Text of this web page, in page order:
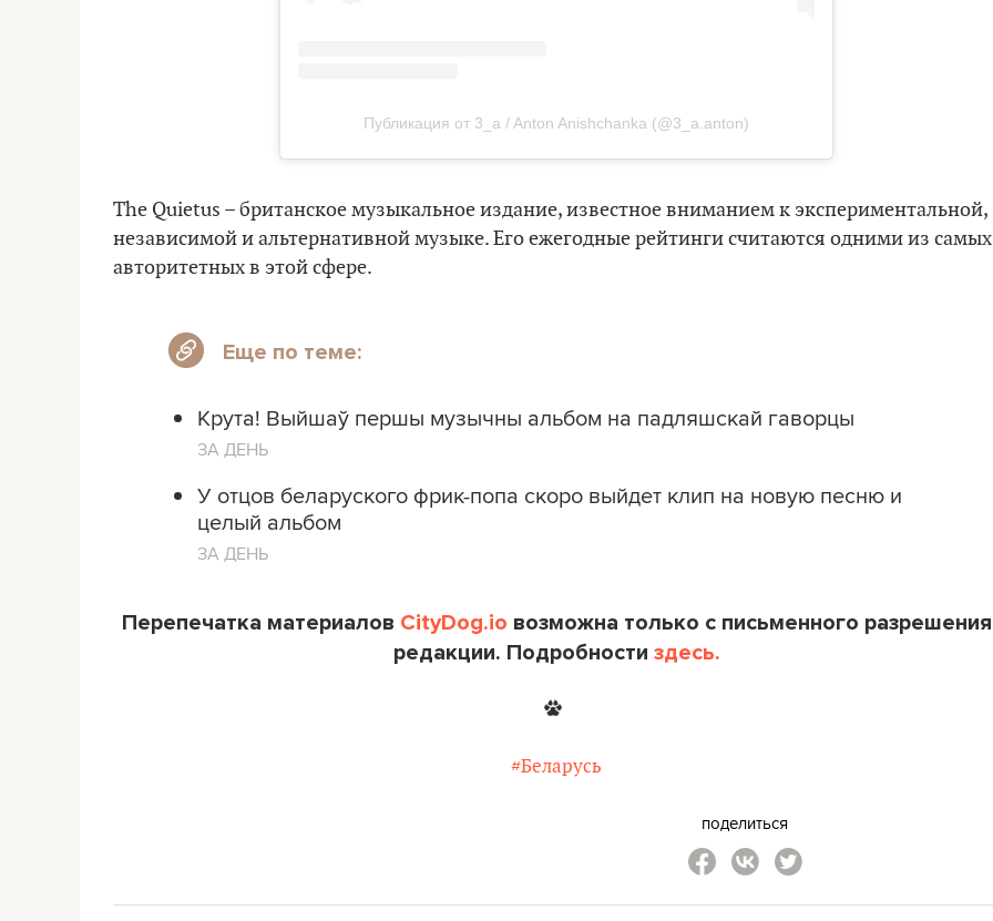
Публикация от 3_a / Anton Anishchanka (@3_a.anton)
The Quietus – британское музыкальное издание, известное вниманием к экспериментальной,
независимой и альтернативной музыке. Его ежегодные рейтинги считаются одними из самых
авторитетных в этой сфере.
Еще по теме:
Крута! Выйшаў першы музычны альбом на падляшскай гаворцы
ЗА ДЕНЬ
У отцов беларуского фрик-попа скоро выйдет клип на новую песню и
целый альбом
ЗА ДЕНЬ
Перепечатка материалов CityDog.io возможна только с письменного разрешения
редакции. Подробности здесь.
#Беларусь
поделиться